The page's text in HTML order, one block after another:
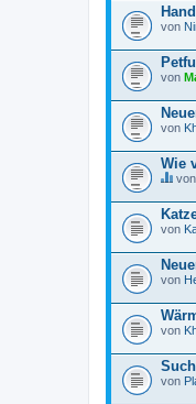
von
von
von
Wie
i
e
s
s
T
h
m
a
b
i
n
h
von
von
von
von
von